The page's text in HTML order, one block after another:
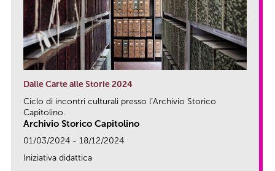
Dalle Carte alle Storie 2024
Ciclo di incontri culturali presso l’Archivio Storico
Capitolino.
Archivio Storico Capitolino
01/03/2024 - 18/12/2024
Iniziativa didattica